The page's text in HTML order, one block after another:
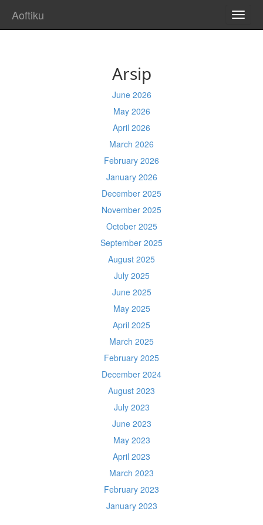
Aoftiku
Arsip
June 2026
May 2026
April 2026
March 2026
February 2026
January 2026
December 2025
November 2025
October 2025
September 2025
August 2025
July 2025
June 2025
May 2025
April 2025
March 2025
February 2025
December 2024
August 2023
July 2023
June 2023
May 2023
April 2023
March 2023
February 2023
January 2023